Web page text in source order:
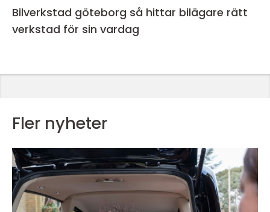
Bilverkstad göteborg så hittar bilägare rätt
verkstad för sin vardag
Fler nyheter